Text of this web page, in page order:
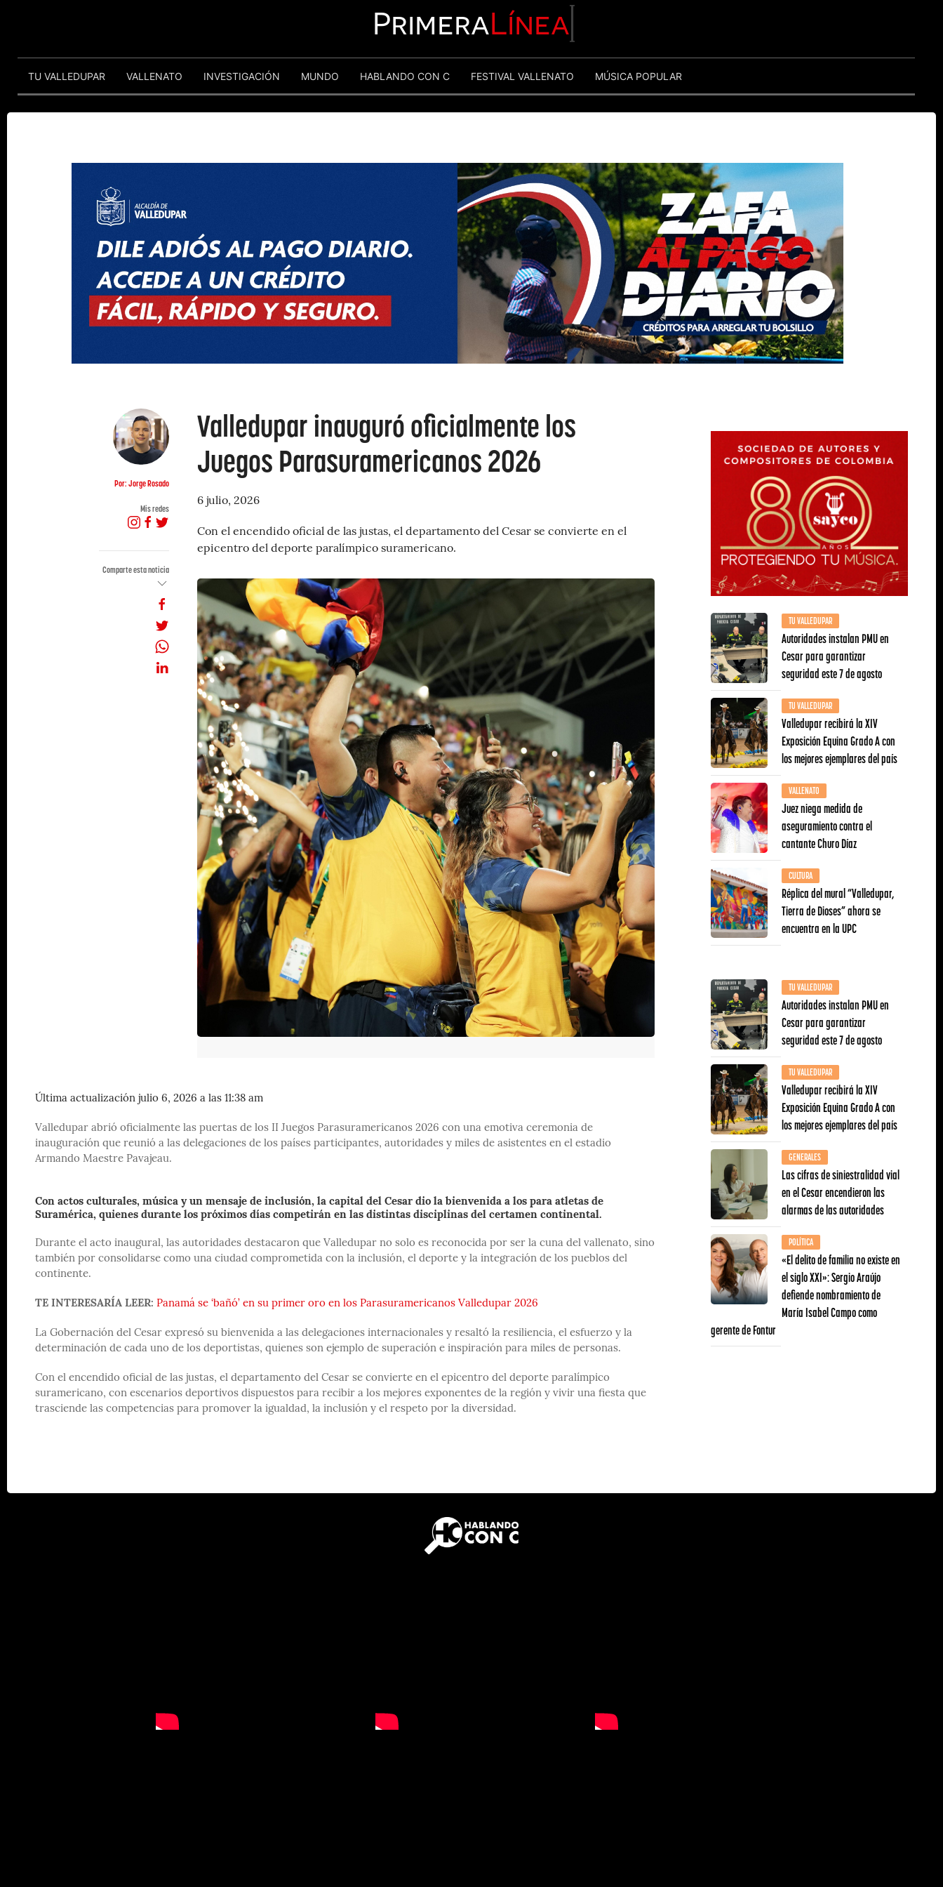
PrimeraLínea
TU VALLEDUPAR VALLENATO INVESTIGACIÓN MUNDO HABLANDO CON C FESTIVAL VALLENATO MÚSICA POPULAR
Por: Jorge Rosado
Mis redes
Comparte esta noticia
Valledupar inauguró oficialmente los
Juegos Parasuramericanos 2026
6 julio, 2026
Con el encendido oficial de las justas, el departamento del Cesar se convierte en el
epicentro del deporte paralímpico suramericano.
Última actualización julio 6, 2026 a las 11:38 am
Valledupar abrió oficialmente las puertas de los II Juegos Parasuramericanos 2026 con una emotiva ceremonia de
inauguración que reunió a las delegaciones de los países participantes, autoridades y miles de asistentes en el estadio
Armando Maestre Pavajeau.
Con actos culturales, música y un mensaje de inclusión, la capital del Cesar dio la bienvenida a los para atletas de
Suramérica, quienes durante los próximos días competirán en las distintas disciplinas del certamen continental.
Durante el acto inaugural, las autoridades destacaron que Valledupar no solo es reconocida por ser la cuna del vallenato, sino
también por consolidarse como una ciudad comprometida con la inclusión, el deporte y la integración de los pueblos del
continente.
TE INTERESARÍA LEER: Panamá se ‘bañó’ en su primer oro en los Parasuramericanos Valledupar 2026
La Gobernación del Cesar expresó su bienvenida a las delegaciones internacionales y resaltó la resiliencia, el esfuerzo y la
determinación de cada uno de los deportistas, quienes son ejemplo de superación e inspiración para miles de personas.
Con el encendido oficial de las justas, el departamento del Cesar se convierte en el epicentro del deporte paralímpico
suramericano, con escenarios deportivos dispuestos para recibir a los mejores exponentes de la región y vivir una fiesta que
trasciende las competencias para promover la igualdad, la inclusión y el respeto por la diversidad.
TU VALLEDUPAR
Autoridades instalan PMU en
Cesar para garantizar
seguridad este 7 de agosto
TU VALLEDUPAR
Valledupar recibirá la XIV
Exposición Equina Grado A con
los mejores ejemplares del país
VALLENATO
Juez niega medida de
aseguramiento contra el
cantante Churo Díaz
CULTURA
Réplica del mural “Valledupar,
Tierra de Dioses” ahora se
encuentra en la UPC
TU VALLEDUPAR
Autoridades instalan PMU en
Cesar para garantizar
seguridad este 7 de agosto
TU VALLEDUPAR
Valledupar recibirá la XIV
Exposición Equina Grado A con
los mejores ejemplares del país
GENERALES
Las cifras de siniestralidad vial
en el Cesar encendieron las
alarmas de las autoridades
POLÍTICA
«El delito de familia no existe en
el siglo XXI»: Sergio Araújo
defiende nombramiento de
María Isabel Campo como
gerente de Fontur